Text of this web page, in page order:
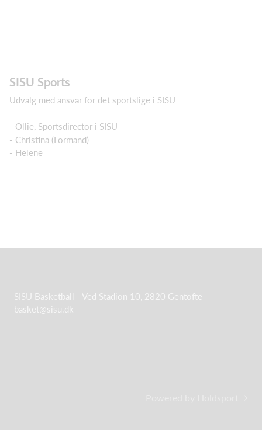
SISU Sports
Udvalg med ansvar for det sportslige i SISU
- Ollie, Sportsdirector i SISU
- Christina (Formand)
- Helene
SISU Basketball - Ved Stadion 10, 2820 Gentofte -
basket@sisu.dk